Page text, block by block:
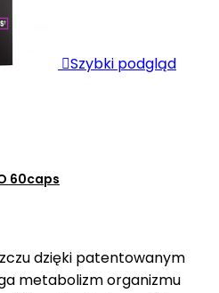
Szybki podgląd
60caps
dzięki patentowanym
metabolizm organizmu